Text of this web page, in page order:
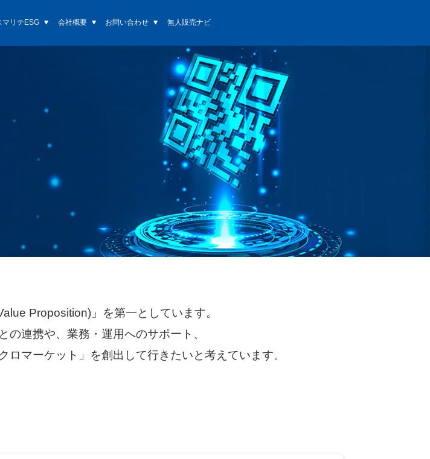
マリテESG 会社概要 お問い合わせ 無人販売ナビ
Proposition)」を第一としています。
連携や、業務・運用へのサポート、
マーケット」を創出して行きたいと考えています。